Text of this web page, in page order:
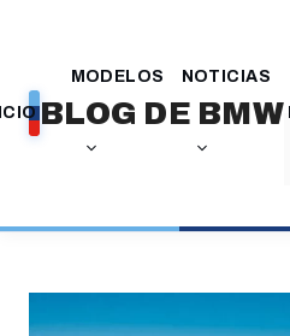
contenido
BLOG DE BMW
MODELOS
NOTICIAS